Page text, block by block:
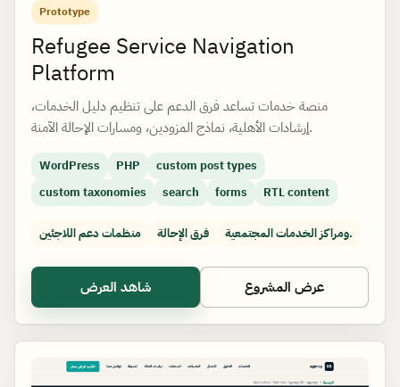
Prototype
Refugee Service Navigation
Platform
منصة خدمات تساعد فرق الدعم على تنظيم دليل الخدمات،
إرشادات الأهلية، نماذج المزودين، ومسارات الإحالة الآمنة.
WordPress PHP
custom post types
custom taxonomies
search forms RTL content
منظمات دعم اللاجئين فرق الإحالة ومراكز الخدمات المجتمعية.
شاهد العرض عرض المشروع